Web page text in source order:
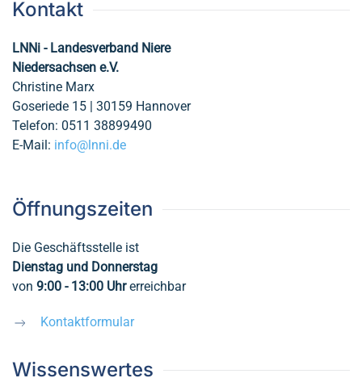
Kontakt
LNNi - Landesverband Niere
Niedersachsen e.V.
Christine Marx
Goseriede 15 | 30159 Hannover
Telefon: 0511 38899490
E-Mail: info@lnni.de
Öffnungszeiten
Die Geschäftsstelle ist
Dienstag und Donnerstag
von 9:00 - 13:00 Uhrerreichbar
Kontaktformular
Wissenswertes